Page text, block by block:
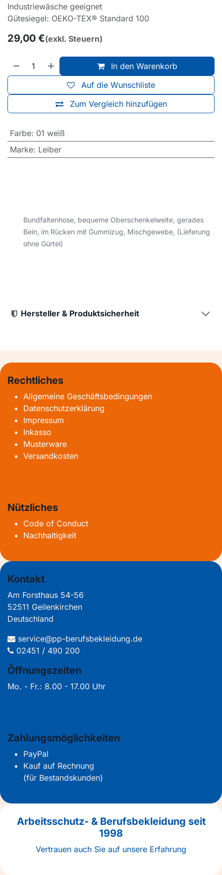
Industriewäsche geeignet
Gütesiegel: OEKO-TEX® Standard 100
29,00 €(exkl. Steuern)
In den Warenkorb
Zum Vergleich hinzufügen
Auf die Wunschliste
Farbe: 01 weiß
Marke: Leiber
Bundfaltenhose, bequeme Oberschenkelweite, gerades
Bein, im Rücken mit Gummizug, Mischgewebe, (Lieferung
ohne Gürtel)
Hersteller & Produktsicherheit
Rechtliches
Allgemeine Geschäftsbedingungen
Datenschutzerklärung
Impressum
Inkasso
Musterware
Versandkosten
Nützliches
Code of Conduct
Nachhaltigkeit
Kontakt
Am Forsthaus 54-56
52511 Geilenkirchen
Deutschland
service@pp-berufsbekleidung.de
02451 / 490 200
Öffnungszeiten
Mo. - Fr.: 8.00 - 17.00 Uhr
Zahlungsmöglichkeiten
PayPal
Kauf auf Rechnung
(für Bestandskunden)
Arbeitsschutz- & Berufsbekleidung seit
1998
Vertrauen auch Sie auf unsere Erfahrung